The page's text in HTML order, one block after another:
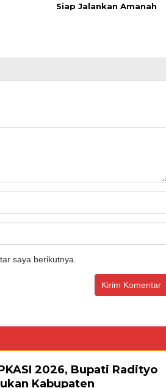
Siap Jalankan Amanah
saya berikutnya.
2026, Bupati Radityo
Kabupaten